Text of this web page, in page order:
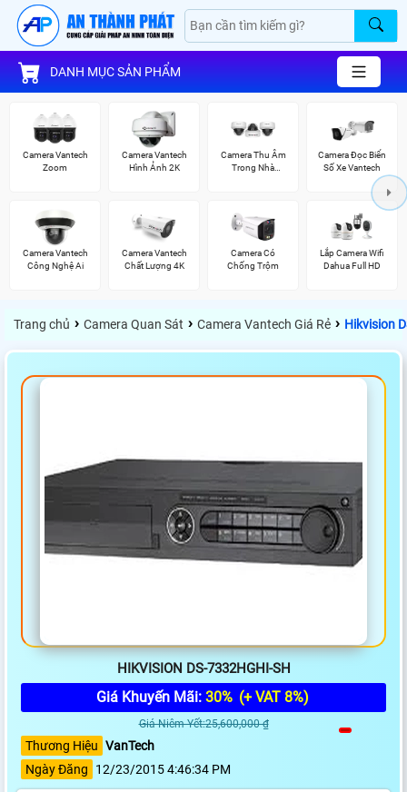
DANH MỤC SẢN PHẨM
Camera Vantech
Zoom
Camera Vantech
Hình Ảnh 2K
Camera Thu Âm
Trong Nhà
Camera Đọc Biển
Số Xe Vantech
Camera Vantech
Công Nghệ Ai
Camera Vantech
Chất Lượng 4K
Camera Có
Chống Trộm
Lắp Camera Wifi
Dahua Full HD
Trang chủ › Camera Quan Sát › Camera Vantech Giá Rẻ › Hikvision
HIKVISION DS-7332HGHI-SH
Giá Khuyến Mãi: 30% (+ VAT 8%)
Giá Niêm Yết:25,600,000 ₫
Thương Hiệu VanTech
Ngày Đăng
12/23/2015 4:46:34 PM